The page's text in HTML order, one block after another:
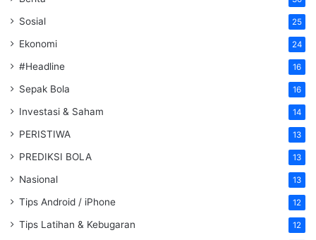
Sosial 25
Ekonomi 24
#Headline 16
Sepak Bola 16
Investasi & Saham 14
PERISTIWA 13
PREDIKSI BOLA 13
Nasional 13
Tips Android / iPhone 12
Tips Latihan & Kebugaran 12